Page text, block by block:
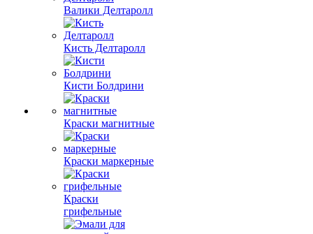
Валики Делтаролл
Кисть Делтаролл
Кисти Болдрини
Краски магнитные
Краски маркерные
Краски
грифельные